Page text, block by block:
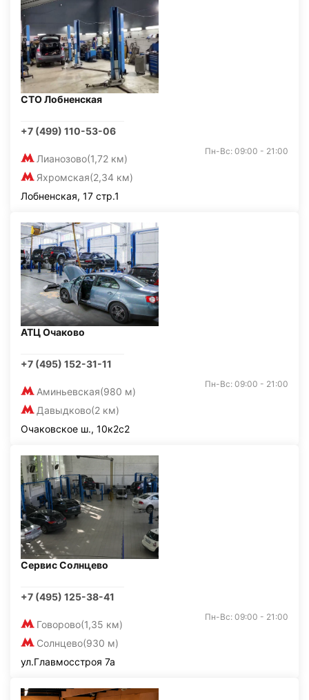
СТО Лобненская
+7 (499) 110-53-06
Лианозово(1,72 км)
Яхромская(2,34 км)
Пн-Вс: 09:00 - 21:00
Лобненская, 17 стр.1
АТЦ Очаково
+7 (495) 152-31-11
Аминьевская(980 м)
Давыдково(2 км)
Пн-Вс: 09:00 - 21:00
Очаковское ш., 10к2с2
Сервис Солнцево
+7 (495) 125-38-41
Говорово(1,35 км)
Солнцево(930 м)
Пн-Вс: 09:00 - 21:00
ул.Главмосстроя 7а